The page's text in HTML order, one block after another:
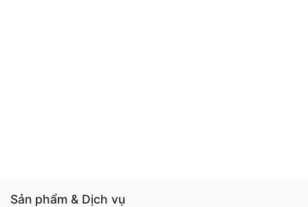
Sản phẩm & Dịch vụ